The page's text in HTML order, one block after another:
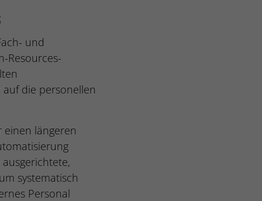
und
Resources-
die personellen
einen längeren
systematisch
Personal